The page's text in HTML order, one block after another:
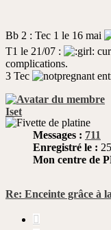
Bb 2 : Tec 1 le 16 mai
T1 le 21/07 :
complications.
3 Tec
Iset
Messages : 711
Enregistré le :
Mon centre de
Re: Enceinte grâce à